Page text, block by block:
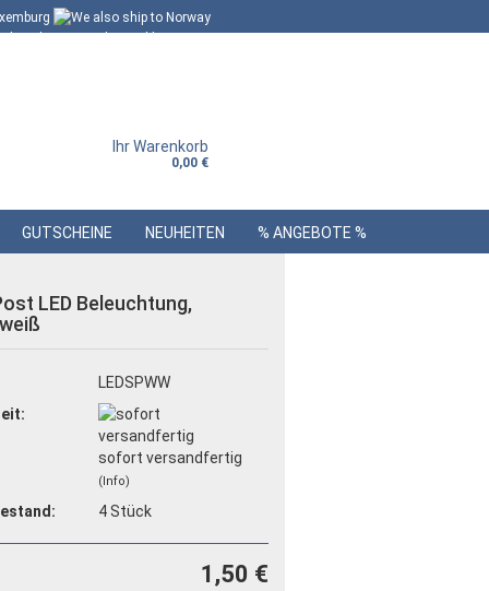
Ihr Warenkorb
0,00 €
GUTSCHEINE NEUHEITEN % ANGEBOTE %
LED Beleuchtung,
LEDSPWW
sofort versandfertig
(Info)
4Stück
1,50 €